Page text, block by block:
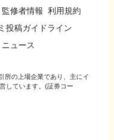
監修者情報 利用規約
投稿ガイドライン
ニュース
所の上場企業であり、主にイ
しています。(証券コー